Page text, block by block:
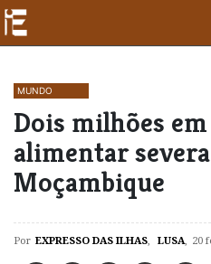
MUNDO
Dois milhões
alimentar
Moçambique
Por EXPRESSO DAS ILHAS, LUSA, 20